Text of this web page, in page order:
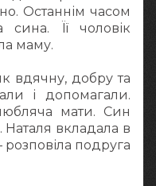
Останнім часом
сина. Її чоловік
маму.
вдячну, добру та
і допомагали.
мати. Син
вкладала в
подруга